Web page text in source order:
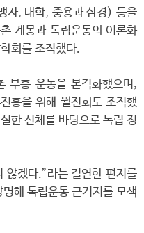
자, 대학, 중용과 삼경) 등을
계몽과 독립운동의 이론화
회를 조직했다.
부흥 운동을 본격화했으며,
흥을 위해 월진회도 조직했
한 신체를 바탕으로 독립 정
않겠다.”라는 결연한 편지를
해 독립운동 근거지를 모색